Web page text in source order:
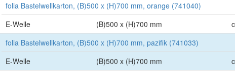
folia Bastelwellkarton, (B)500 x (H)700 mm, orange (741040)
E-Welle
(B)500 x (H)700 mm
folia Bastelwellkarton, (B)500 x (H)700 mm, pazifik (741033)
E-Welle
(B)500 x (H)700 mm